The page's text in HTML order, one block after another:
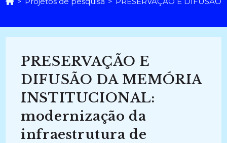
PRESERVAÇÃO E
DIFUSÃO DA MEMÓRIA
INSTITUCIONAL:
modernização da
infraestrutura de